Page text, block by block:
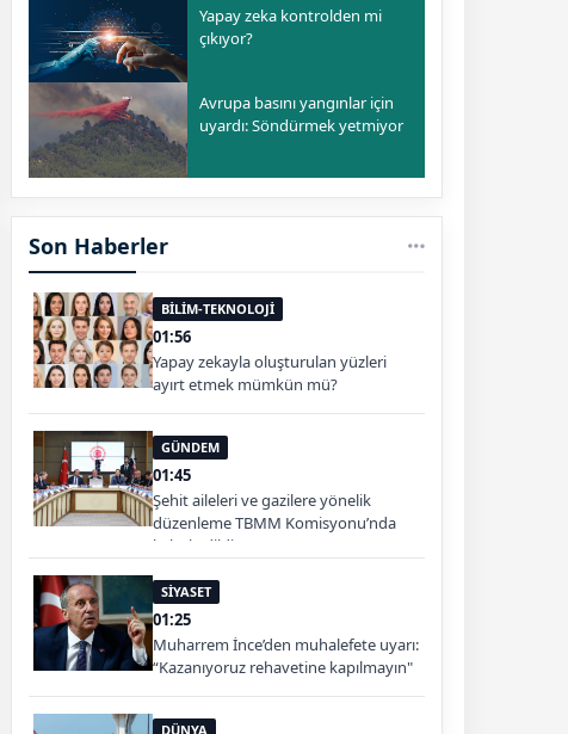
Yapay zeka kontrolden mi
çıkıyor?
Avrupa basını yangınlar için
uyardı: Söndürmek yetmiyor
Son Haberler
BİLİM-TEKNOLOJİ
01:56
Yapay zekayla oluşturulan yüzleri
ayırt etmek mümkün mü?
GÜNDEM
01:45
Şehit aileleri ve gazilere yönelik
düzenleme TBMM Komisyonu’nda
kabul edildi
SİYASET
01:25
Muharrem İnce’den muhalefete uyarı:
“Kazanıyoruz rehavetine kapılmayın"
DÜNYA